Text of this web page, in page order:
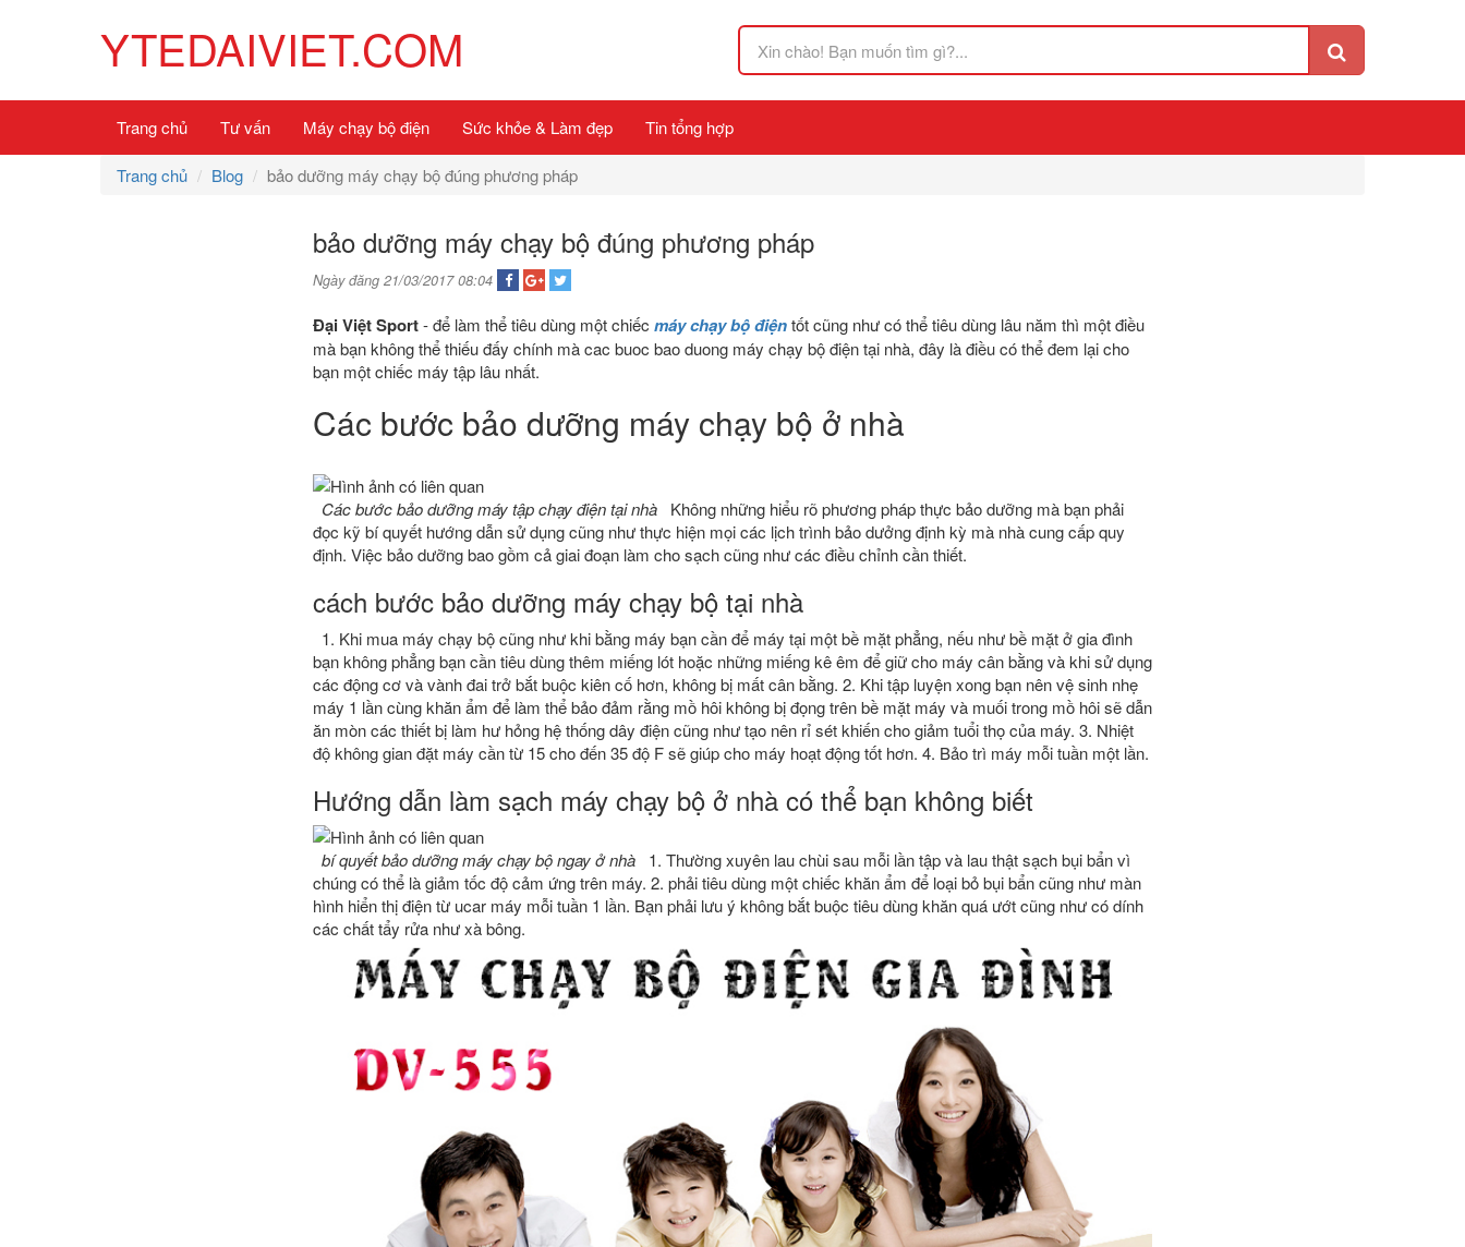
YTEDAIVIET.COM
Trang chủ Tư vấn Máy chạy bộ điện Sức khỏe & Làm đẹp Tin tổng hợp
Trang chủ Blog bảo dưỡng máy chạy bộ đúng phương pháp
bảo dưỡng máy chạy bộ đúng phương pháp
Ngày đăng 21/03/2017 08:04
Đại Việt Sport- để làm thể tiêu dùng một chiếc máy chạy bộ điệntốt cũng như có thể tiêu dùng lâu năm thì một điều
mà bạn không thể thiếu đấy chính mà cac buoc bao duong máy chạy bộ điện tại nhà, đây là điều có thể đem lại cho
bạn một chiếc máy tập lâu nhất.
Các bước bảo dưỡng máy chạy bộ ở nhà
Các bước bảo dưỡng máy tập chạy điện tại nhà Không những hiểu rõ phương pháp thực bảo dưỡng mà bạn phải
đọc kỹ bí quyết hướng dẫn sử dụng cũng như thực hiện mọi các lịch trình bảo dưởng định kỳ mà nhà cung cấp quy
định. Việc bảo dưỡng bao gồm cả giai đoạn làm cho sạch cũng như các điều chỉnh cần thiết.
cách bước bảo dưỡng máy chạy bộ tại nhà
1. Khi mua máy chạy bộ cũng như khi bằng máy bạn cần để máy tại một bề mặt phẳng, nếu như bề mặt ở gia đình
bạn không phẳng bạn cần tiêu dùng thêm miếng lót hoặc những miếng kê êm để giữ cho máy cân bằng và khi sử dụng
các động cơ và vành đai trở bắt buộc kiên cố hơn, không bị mất cân bằng. 2. Khi tập luyện xong bạn nên vệ sinh nhẹ
máy 1 lần cùng khăn ẩm để làm thể bảo đảm rằng mồ hôi không bị đọng trên bề mặt máy và muối trong mồ hôi sẽ dẫn
ăn mòn các thiết bị làm hư hỏng hệ thống dây điện cũng như tạo nên rỉ sét khiến cho giảm tuổi thọ của máy. 3. Nhiệt
độ không gian đặt máy cần từ 15 cho đến 35 độ F sẽ giúp cho máy hoạt động tốt hơn. 4. Bảo trì máy mỗi tuần một lần.
Hướng dẫn làm sạch máy chạy bộ ở nhà có thể bạn không biết
bí quyết bảo dưỡng máy chạy bộ ngay ở nhà 1. Thường xuyên lau chùi sau mỗi lần tập và lau thật sạch bụi bẩn vì
chúng có thể là giảm tốc độ cảm ứng trên máy. 2. phải tiêu dùng một chiếc khăn ẩm để loại bỏ bụi bẩn cũng như màn
hình hiển thị điện từ ucar máy mỗi tuần 1 lần. Bạn phải lưu ý không bắt buộc tiêu dùng khăn quá ướt cũng như có dính
các chất tẩy rửa như xà bông.